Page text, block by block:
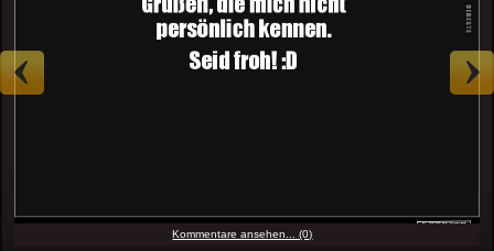
Kommentare ansehen... (0)